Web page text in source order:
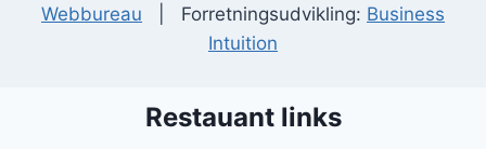
Webbureau | Forretningsudvikling: Business
Intuition
Restauant links